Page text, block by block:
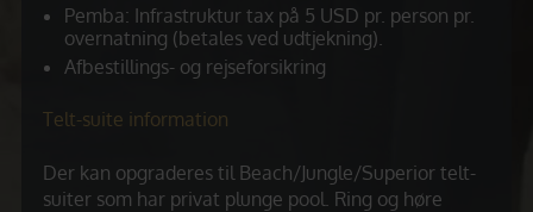
Pemba: Infrastruktur tax på 5 USD pr. person pr.
overnatning (betales ved udtjekning).
Afbestillings- og rejseforsikring
Telt-suite information
Der kan opgraderes til Beach/Jungle/Superior telt-
suiter som har privat plunge pool. Ring og høre